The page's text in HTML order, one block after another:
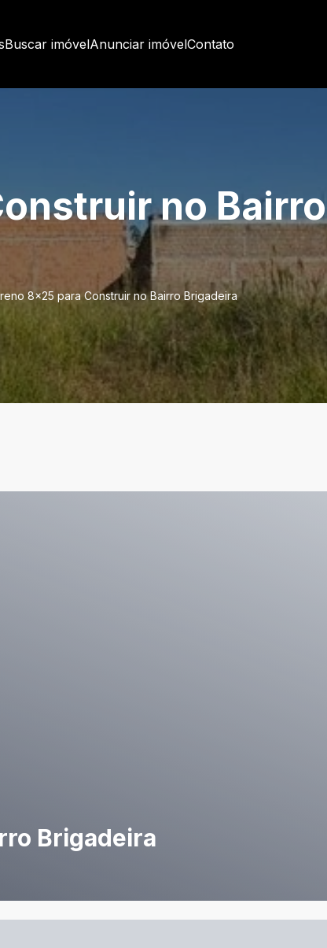
Buscar imóvelAnunciar imóvelContato
no Bairro
8x25 para Construir no Bairro Brigadeira
Brigadeira